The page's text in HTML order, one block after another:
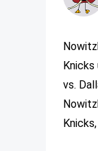
Knicks
vs.